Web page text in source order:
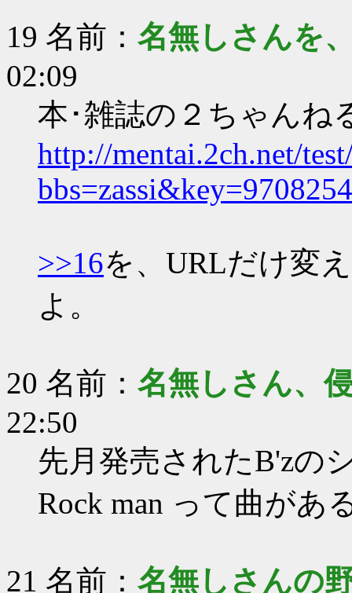
19 名前： 名無しさんを
02:09
本･雑誌の２ちゃん
http://mentai.2ch.net/
>>16を、URLだけ変
よ。
20 名前： 名無しさん、
22:50
先月発売されたB'zの
Rock man って曲があ
21 名前： 名無しさんの